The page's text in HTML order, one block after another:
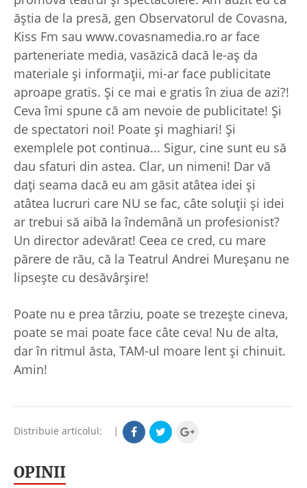
ăștia de la presă, gen Observatorul de Covasna,
Kiss Fm sau www.covasnamedia.ro ar face
parteneriate media, vasăzică dacă le-aș da
materiale și informații, mi-ar face publicitate
aproape gratis. Și ce mai e gratis în ziua de azi?!
Ceva îmi spune că am nevoie de publicitate! Și
de spectatori noi! Poate și maghiari! Și
exemplele pot continua... Sigur, cine sunt eu să
dau sfaturi din astea. Clar, un nimeni! Dar vă
dați seama dacă eu am găsit atâtea idei și
atâtea lucruri care NU se fac, câte soluții și idei
ar trebui să aibă la îndemână un profesionist?
Un director adevărat! Ceea ce cred, cu mare
părere de rău, că la Teatrul Andrei Mureșanu ne
lipsește cu desăvârșire!
Poate nu e prea târziu, poate se trezește cineva,
poate se mai poate face câte ceva! Nu de alta,
dar în ritmul ăsta, TAM-ul moare lent și chinuit.
Amin!
Distribuie articolul: |
OPINII